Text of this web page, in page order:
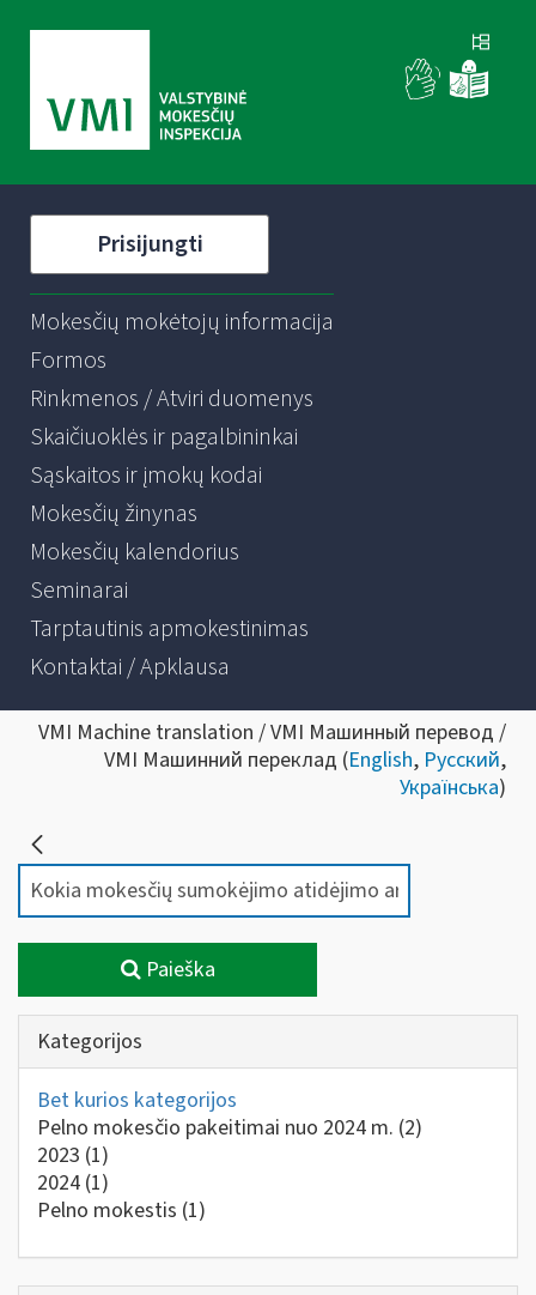
Prisijungti
Mokesčių mokėtojų informacija
Formos
Rinkmenos / Atviri duomenys
Skaičiuoklės ir pagalbininkai
Sąskaitos ir įmokų kodai
Mokesčių žinynas
Mokesčių kalendorius
Seminarai
Tarptautinis apmokestinimas
Kontaktai / Apklausa
VMI Machine translation / VMI Машинный перевод /
VMI Машинний переклад (English, Русский,
Українська)
Paieška
Kategorijos
Bet kurios kategorijos
Pelno mokesčio pakeitimai nuo 2024 m. (2)
2023 (1)
2024 (1)
Pelno mokestis (1)